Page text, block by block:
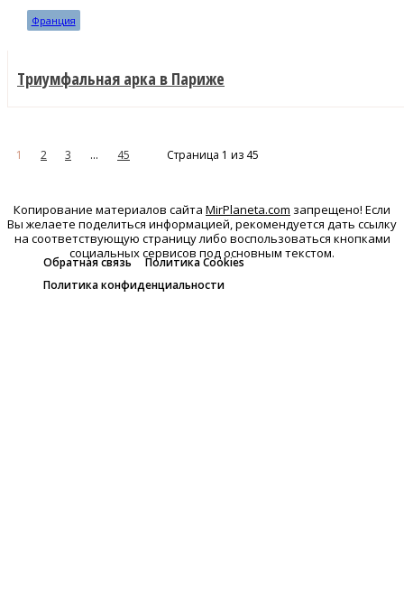
Франция
Триумфальная арка в Париже
1 2 3 ... 45 Страница 1 из 45
Копирование материалов сайта MirPlaneta.com запрещено! Если
Вы желаете поделиться информацией, рекомендуется дать ссылку
на соответствующую страницу либо воспользоваться кнопками
социальных сервисов под основным текстом.
Обратная связь
Политика Cookies
Политика конфиденциальности